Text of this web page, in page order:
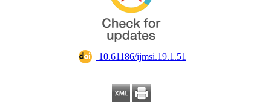
‎ 10.61186/ijmsi.19.1.51